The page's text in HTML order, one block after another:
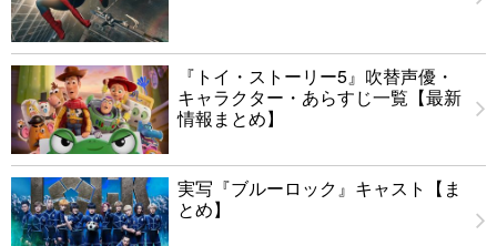
『トイ・ストーリー5』吹替声優・
キャラクター・あらすじ一覧【最新
情報まとめ】
実写『ブルーロック』キャスト【ま
とめ】